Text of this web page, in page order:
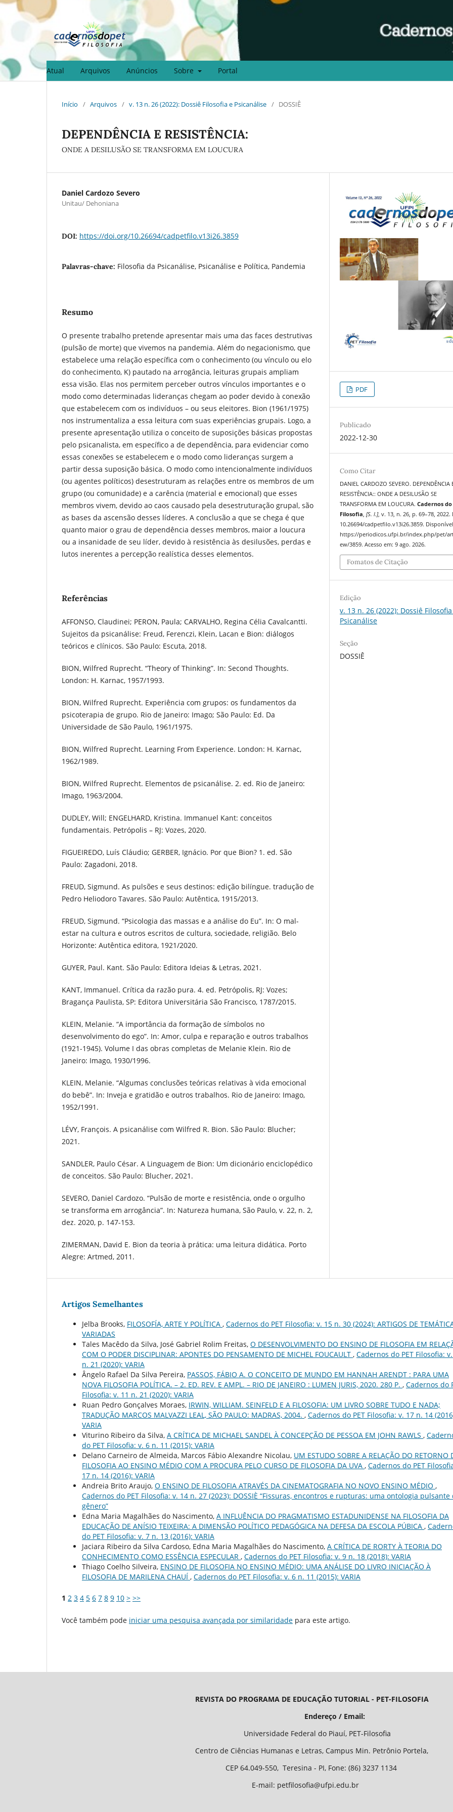
Atual Arquivos Anúncios Sobre Portal
Início / Arquivos / v. 13 n. 26 (2022): Dossiê Filosofia e Psicanálise / DOSSIÊ
DEPENDÊNCIA E RESISTÊNCIA:
ONDE A DESILUSÃO SE TRANSFORMA EM LOUCURA
Daniel Cardozo Severo
Unitau/ Dehoniana
DOI: https://doi.org/10.26694/cadpetfilo.v13i26.3859
Palavras-chave: Filosofia da Psicanálise, Psicanálise e Política, Pandemia
Resumo
O presente trabalho pretende apresentar mais uma das faces destrutivas
(pulsão de morte) que vivemos na pandemia. Além do negacionismo, que
estabelece uma relação específica com o conhecimento (ou vínculo ou elo
do conhecimento, K) pautado na arrogância, leituras grupais ampliam
essa visão. Elas nos permitem perceber outros vínculos importantes e o
modo como determinadas lideranças chegam ao poder devido à conexão
que estabelecem com os indivíduos – ou seus eleitores. Bion (1961/1975)
nos instrumentaliza a essa leitura com suas experiências grupais. Logo, a
presente apresentação utiliza o conceito de suposições básicas propostas
pelo psicanalista, em específico a de dependência, para evidenciar como
essas conexões se estabelecem e o modo como lideranças surgem a
partir dessa suposição básica. O modo como intencionalmente indivíduos
(ou agentes políticos) desestruturam as relações entre os membros de um
grupo (ou comunidade) e a carência (material e emocional) que esses
membros vivem, devido ao caos causado pela desestruturação grupal, são
as bases da ascensão desses líderes. A conclusão a que se chega é que
quanto maior o grau de dependência desses membros, maior a loucura
ou a insanidade de seu líder, devido à resistência às desilusões, perdas e
lutos inerentes a percepção realística desses elementos.
Referências
AFFONSO, Claudinei; PERON, Paula; CARVALHO, Regina Célia Cavalcantti.
Sujeitos da psicanálise: Freud, Ferenczi, Klein, Lacan e Bion: diálogos
teóricos e clínicos. São Paulo: Escuta, 2018.
BION, Wilfred Ruprecht. “Theory of Thinking”. In: Second Thoughts.
London: H. Karnac, 1957/1993.
BION, Wilfred Ruprecht. Experiência com grupos: os fundamentos da
psicoterapia de grupo. Rio de Janeiro: Imago; São Paulo: Ed. Da
Universidade de São Paulo, 1961/1975.
BION, Wilfred Ruprecht. Learning From Experience. London: H. Karnac,
1962/1989.
BION, Wilfred Ruprecht. Elementos de psicanálise. 2. ed. Rio de Janeiro:
Imago, 1963/2004.
DUDLEY, Will; ENGELHARD, Kristina. Immanuel Kant: conceitos
fundamentais. Petrópolis – RJ: Vozes, 2020.
FIGUEIREDO, Luís Cláudio; GERBER, Ignácio. Por que Bion? 1. ed. São
Paulo: Zagadoni, 2018.
FREUD, Sigmund. As pulsões e seus destinos: edição bilíngue. tradução de
Pedro Heliodoro Tavares. São Paulo: Autêntica, 1915/2013.
FREUD, Sigmund. “Psicologia das massas e a análise do Eu”. In: O mal-
estar na cultura e outros escritos de cultura, sociedade, religião. Belo
Horizonte: Autêntica editora, 1921/2020.
GUYER, Paul. Kant. São Paulo: Editora Ideias & Letras, 2021.
KANT, Immanuel. Crítica da razão pura. 4. ed. Petrópolis, RJ: Vozes;
Bragança Paulista, SP: Editora Universitária São Francisco, 1787/2015.
KLEIN, Melanie. “A importância da formação de símbolos no
desenvolvimento do ego”. In: Amor, culpa e reparação e outros trabalhos
(1921-1945). Volume I das obras completas de Melanie Klein. Rio de
Janeiro: Imago, 1930/1996.
KLEIN, Melanie. “Algumas conclusões teóricas relativas à vida emocional
do bebê”. In: Inveja e gratidão e outros trabalhos. Rio de Janeiro: Imago,
1952/1991.
LÉVY, François. A psicanálise com Wilfred R. Bion. São Paulo: Blucher;
2021.
SANDLER, Paulo César. A Linguagem de Bion: Um dicionário enciclopédico
de conceitos. São Paulo: Blucher, 2021.
SEVERO, Daniel Cardozo. “Pulsão de morte e resistência, onde o orgulho
se transforma em arrogância”. In: Natureza humana, São Paulo, v. 22, n. 2,
dez. 2020, p. 147-153.
ZIMERMAN, David E. Bion da teoria à prática: uma leitura didática. Porto
Alegre: Artmed, 2011.
PDF
Publicado
2022-12-30
Como Citar
DANIEL CARDOZO SEVERO. DEPENDÊNCIA
RESISTÊNCIA:: ONDE A DESILUSÃO SE
TRANSFORMA EM LOUCURA.Cadernos do
Filosofia ,[S. l.], v. 13, n. 26, p. 69–78, 2022.
10.26694/cadpetfilo.v13i26.3859.
https://periodicos.ufpi.br/index.php/pet/
ew/3859. Acesso em: 9 ago. 2026.
Fomatos de Citação
Edição
v. 13 n. 26 (2022): Dossiê
Psicanálise
Seção
DOSSIÊ
Artigos Semelhantes
Jelba Brooks, FILOSOFÍA, ARTE Y POLÍTICA , Cadernos do PET Filosofia: v. 15 n. 30 (2024): ARTIGOS DE
VARIADAS
Tales Macêdo da Silva, José Gabriel Rolim Freitas, O DESENVOLVIMENTO DO ENSINO DE FILOSOFIA EM
COM O PODER DISCIPLINAR: APONTES DO PENSAMENTO DE MICHEL FOUCAULT , Cadernos do PET Filosofia: v.
n. 21 (2020): VARIA
Ângelo Rafael Da Silva Pereira, PASSOS, FÁBIO A. O CONCEITO DE MUNDO EM HANNAH ARENDT : PARA UMA
NOVA FILOSOFIA POLÍTICA. – 2. ED. REV. E AMPL. – RIO DE JANEIRO : LUMEN JURIS, 2020. 280 P. , Cadernos do
Filosofia: v. 11 n. 21 (2020): VARIA
Ruan Pedro Gonçalves Moraes, IRWIN, WILLIAM. SEINFELD E A FILOSOFIA: UM LIVRO SOBRE TUDO E NADA;
TRADUÇÃO MARCOS MALVAZZI LEAL, SÃO PAULO: MADRAS, 2004. , Cadernos do PET Filosofia: v. 17 n. 14
VARIA
Viturino Ribeiro da Silva, A CRÍTICA DE MICHAEL SANDEL À CONCEPÇÃO DE PESSOA EM JOHN RAWLS ,
do PET Filosofia: v. 6 n. 11 (2015): VARIA
Delano Carneiro de Almeida, Marcos Fábio Alexandre Nicolau, UM ESTUDO SOBRE A RELAÇÃO DO RETORNO
FILOSOFIA AO ENSINO MÉDIO COM A PROCURA PELO CURSO DE FILOSOFIA DA UVA , Cadernos do PET
17 n. 14 (2016): VARIA
Andreia Brito Araujo, O ENSINO DE FILOSOFIA ATRAVÉS DA CINEMATOGRAFIA NO NOVO ENSINO MÉDIO ,
Cadernos do PET Filosofia: v. 14 n. 27 (2023): DOSSIÈ “Fissuras, encontros e rupturas: uma ontologia pulsante
gênero”
Edna Maria Magalhães do Nascimento, A INFLUÊNCIA DO PRAGMATISMO ESTADUNIDENSE NA FILOSOFIA DA
EDUCAÇÃO DE ANÍSIO TEIXEIRA: A DIMENSÃO POLÍTICO PEDAGÓGICA NA DEFESA DA ESCOLA PÚBICA ,
do PET Filosofia: v. 7 n. 13 (2016): VARIA
Jaciara Ribeiro da Silva Cardoso, Edna Maria Magalhães do Nascimento, A CRÍTICA DE RORTY À TEORIA DO
CONHECIMENTO COMO ESSÊNCIA ESPECULAR , Cadernos do PET Filosofia: v. 9 n. 18 (2018): VARIA
Thiago Coelho Silveira, ENSINO DE FILOSOFIA NO ENSINO MÉDIO: UMA ANÁLISE DO LIVRO INICIAÇÃO À
FILOSOFIA DE MARILENA CHAUÍ , Cadernos do PET Filosofia: v. 6 n. 11 (2015): VARIA
1 2 3 4 5 6 7 8 9 10 > >>
Você também pode iniciar uma pesquisa avançada por similaridade para este artigo.
REVISTA DO PROGRAMA DE EDUCAÇÃO TUTORIAL - PET-FILOSOFIA
Endereço / Email:
Universidade Federal do Piauí, PET-Filosofia
Centro de Ciências Humanas e Letras, Campus Min. Petrônio Portela,
CEP 64.049-550, Teresina - PI, Fone: (86) 3237 1134
E-mail: petfilosofia@ufpi.edu.br